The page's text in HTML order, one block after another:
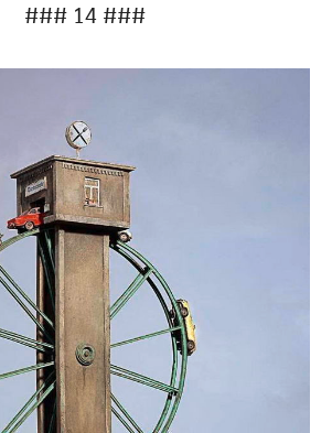
### 14 ###